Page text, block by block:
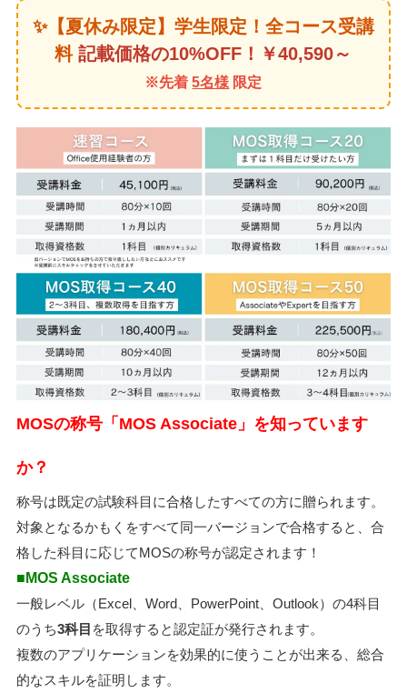
✨【夏休み限定】学生限定！全コース受講
料記載価格の10%OFF！￥40,590～
※先着5名様 限定
MOSの称号「MOS Associate」を知っています
か？
称号は既定の試験科目に合格したすべての方に贈られます。
対象となるかもくをすべて同一バージョンで合格すると、合
格した科目に応じてMOSの称号が認定されます！
■MOS Associate
一般レベル（Excel、Word、PowerPoint、Outlook）の4科目
のうち3科目 を取得すると認定証が発行されます。
複数のアプリケーションを効果的に使うことが出来る、総合
的なスキルを証明します。